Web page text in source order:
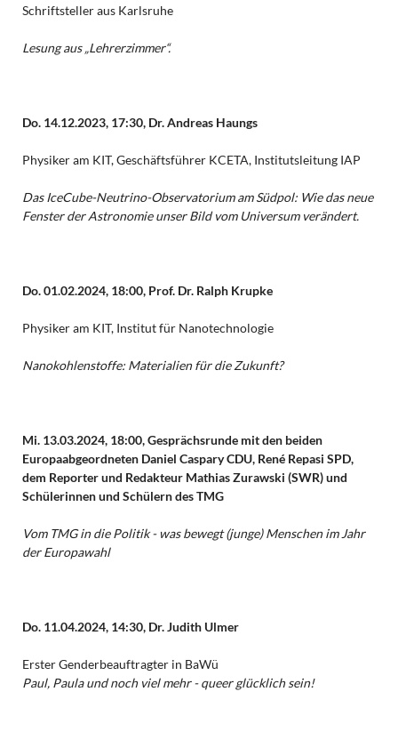
Schriftsteller aus Karlsruhe
Lesung aus „Lehrerzimmer“.
Do. 14.12.2023, 17:30, Dr. Andreas Haungs
Physiker am KIT, Geschäftsführer KCETA, Institutsleitung IAP
Das IceCube-Neutrino-Observatorium am Südpol: Wie das neue
Fenster der Astronomie unser Bild vom Universum verändert.
Do. 01.02.2024, 18:00, Prof. Dr. Ralph Krupke
Physiker am KIT, Institut für Nanotechnologie
Nanokohlenstoffe: Materialien für die Zukunft?
Mi. 13.03.2024, 18:00, Gesprächsrunde mit den beiden
Europaabgeordneten Daniel Caspary CDU, René Repasi SPD,
dem Reporter und Redakteur Mathias Zurawski (SWR) und
Schülerinnen und Schülern des TMG
Vom TMG in die Politik - was bewegt (junge) Menschen im Jahr
der Europawahl
Do. 11.04.2024, 14:30, Dr. Judith Ulmer
Erster Genderbeauftragter in BaWü
Paul, Paula und noch viel mehr - queer glücklich sein!